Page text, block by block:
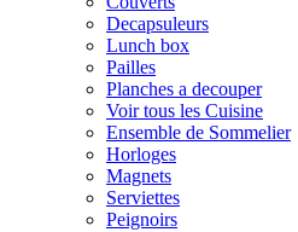
Decapsuleurs
Lunch box
Pailles
Planches a decouper
Voir tous les Cuisine
Ensemble de Sommelier
Horloges
Magnets
Serviettes
Peignoirs